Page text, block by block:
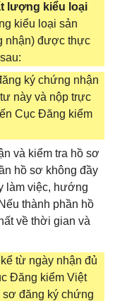
lượng kiểu loại
kiểu loại sản
nhận) được thực
ký chứng nhận
này và nộp trực
Cục Đăng kiểm
và kiểm tra hồ sơ
hồ sơ không đầy
làm việc, hướng
thành phần hồ
về thời gian và
từ ngày nhận đủ
Đăng kiểm Việt
sơ đăng ký chứng